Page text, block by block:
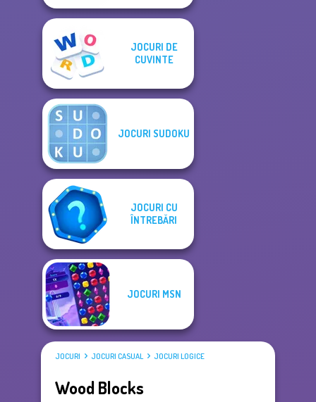
JOCURI DE
CUVINTE
JOCURI SUDOKU
JOCURI CU
ÎNTREBĂRI
JOCURI MSN
JOCURI JOCURI CASUAL JOCURI LOGICE
Wood Blocks